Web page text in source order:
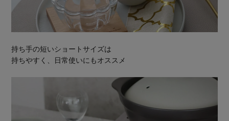
持ち手の短いショートサイズは
持ちやすく、日常使いにもオススメ